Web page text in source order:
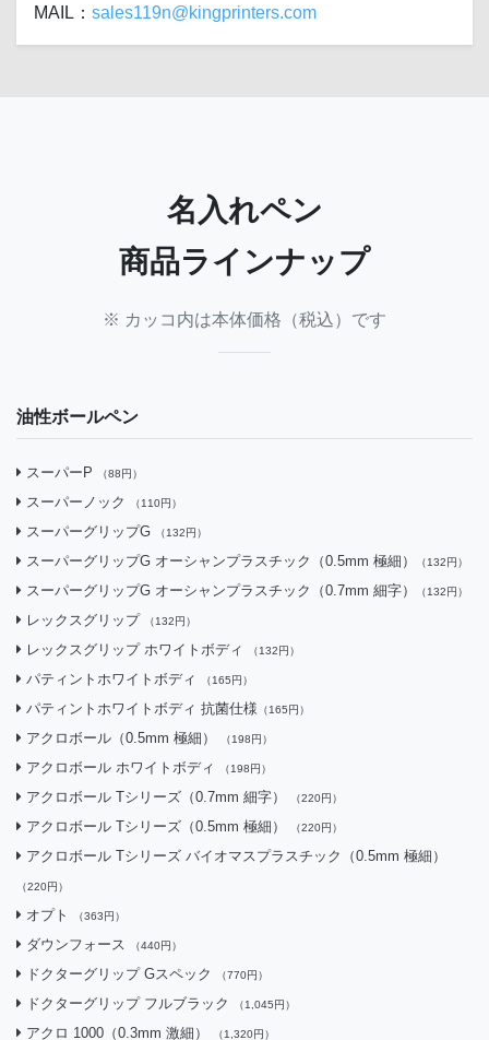
MAIL： sales119n@kingprinters.com
名入れペン
商品ラインナップ
※ カッコ内は本体価格（税込）です
油性ボールペン
スーパーP （88円）
スーパーノック （110円）
スーパーグリップG （132円）
スーパーグリップG オーシャンプラスチック（0.5mm 極細） （132円）
スーパーグリップG オーシャンプラスチック（0.7mm 細字） （132円）
レックスグリップ （132円）
レックスグリップ ホワイトボディ （132円）
パティントホワイトボディ （165円）
パティントホワイトボディ 抗菌仕様 （165円）
アクロボール（0.5mm 極細） （198円）
アクロボール ホワイトボディ （198円）
アクロボール Tシリーズ（0.7mm 細字） （220円）
アクロボール Tシリーズ（0.5mm 極細） （220円）
アクロボール Tシリーズ バイオマスプラスチック（0.5mm 極細）
（220円）
オプト （363円）
ダウンフォース （440円）
ドクターグリップ Gスペック （770円）
ドクターグリップ フルブラック （1,045円）
アクロ 1000（0.3mm 激細） （1,320円）